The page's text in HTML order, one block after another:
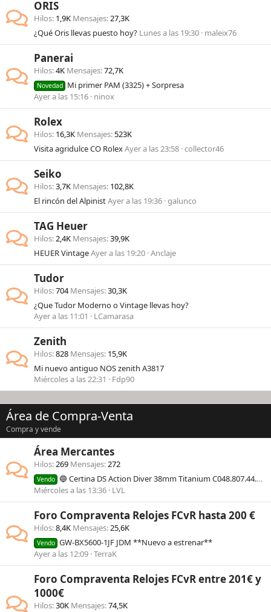
ORIS
Hilos 1,9K Mensajes 27,3K
¿Qué Oris llevas puesto hoy? Lunes a las 19:30 maleix76
Panerai
Hilos 4K Mensajes 72,7K
Novedad Mi primer PAM (3325) + Sorpresa
Ayer a las 15:16 ninox
Rolex
Hilos 16,3K Mensajes 523K
Visita agridulce CO RolexAyer a las 23:58 collector46
Seiko
Hilos 3,7K Mensajes 102,8K
El rincón del AlpinistAyer a las 19:36 galunco
TAG Heuer
Hilos 2,4K Mensajes 39,9K
HEUER VintageAyer a las 19:20 Anclaje
Tudor
Hilos 704 Mensajes 30,3K
¿Que Tudor Moderno o Vintage llevas hoy?
Ayer a las 11:01
LCamarasa
Zenith
Hilos 828 Mensajes 15,9K
Mi nuevo antiguo NOS zenith A3817
Miércoles a las 22:31
Fdp90
Área de Compra-Venta
Compra y vende
Área Mercantes
Hilos 269 Mensajes 272
Vendo 🔵 Certina DS Action Diver 38mm Titanium C048.807.44.081.00
Miércoles a las 13:36 LVL
Foro Compraventa Relojes FCvR hasta 200 €
Hilos 8,4K Mensajes 25,6K
Vendo GW-BX5600-1JF JDM **Nuevo a estrenar**
Ayer a las 12:09 TerraK
Foro Compraventa Relojes FCvR entre 201€ y
1000€
Hilos 30K Mensajes 74,5K